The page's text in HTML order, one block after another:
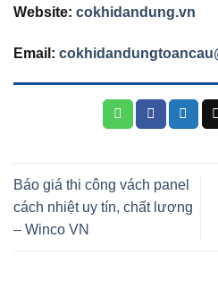
Website: cokhidandung.vn
Email:
Báo giá thi công vách panel
cách nhiệt uy tín, chất lượng
– Winco VN